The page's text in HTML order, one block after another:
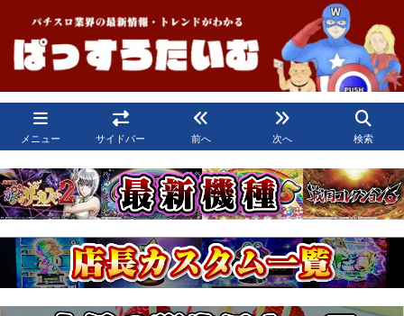
メニュー サイドバー 前へ 次へ 検索